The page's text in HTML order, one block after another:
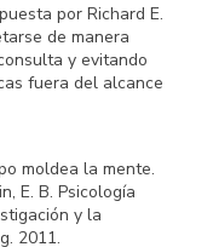
por Richard E.
de manera
y evitando
fuera del alcance
moldea la mente.
E. B. Psicología
y la
2011.